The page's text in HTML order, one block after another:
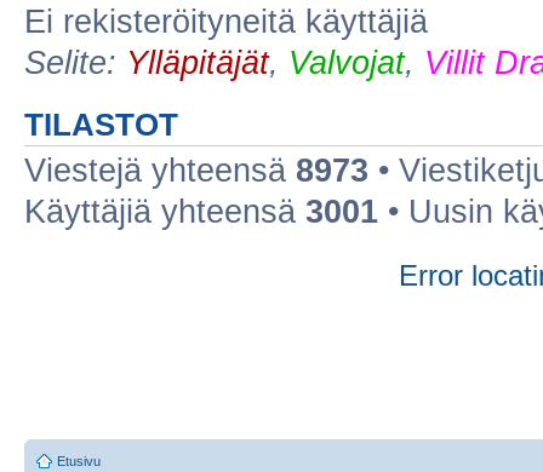
Ei rekisteröityneitä käyttäjiä
Selite: Ylläpitäjät, Valvojat, Villit
TILASTOT
Viestejä yhteensä 8973 •
Käyttäjiä yhteensä 3001 • Uusin
Error
Etusivu